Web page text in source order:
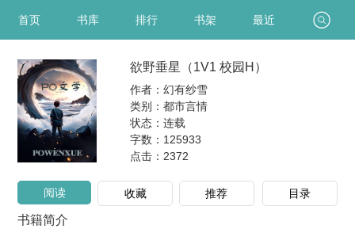
首页 书库 排行 书架 最近
欲野垂星（1V1 校园H）
作者：幻有纱雪
类别：都市言情
状态：连载
字数：125933
点击： 2372
阅读 收藏 推荐 目录
书籍简介